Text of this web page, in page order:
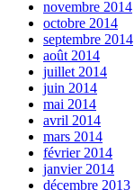
novembre 2014
octobre 2014
septembre 2014
août 2014
juillet 2014
juin 2014
mai 2014
avril 2014
mars 2014
février 2014
janvier 2014
décembre 2013